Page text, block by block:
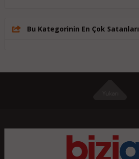
Bu Kategorinin En Çok Satanları